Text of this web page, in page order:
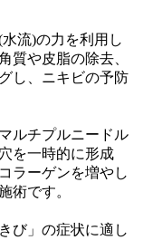
流)の力を利用し
質や皮脂の除去、
し、ニキビの予防
ルチプルニードル
を一時的に形成
ラーゲンを増やし
術です。
び」の症状に適し